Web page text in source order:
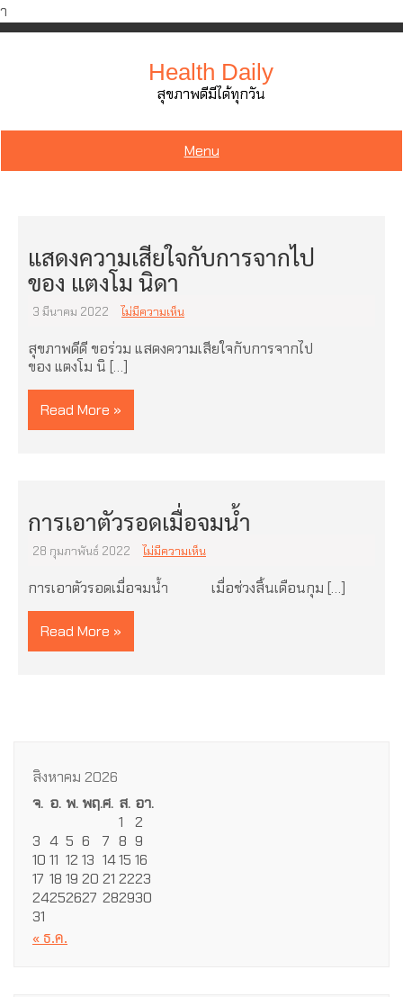
ำ
Skip
Health Daily
สุขภาพดีมีได้ทุกวัน
Menu
แสดงความเสียใจกับการจากไป
ของ แตงโม นิดา
3 มีนาคม 2022 ไม่มีความเห็น
สุขภาพดีดี ขอร่วม แสดงความเสียใจกับการจากไป
ของ แตงโม นิ […]
Read More »
การเอาตัวรอดเมื่อจมน้ำ
28 กุมภาพันธ์ 2022 ไม่มีความเห็น
การเอาตัวรอดเมื่อจมน้ำ เมื่อช่วงสิ้นเดือนกุม […]
Read More »
สิงหาคม 2026
จ. อ. พ.พฤ.ศ. ส. อา.
1
2
3 4 5 6 7 8 9
10 11 12 13 1415 16
17 18 19 20 21 2223
24252627 282930
31
« ธ.ค.